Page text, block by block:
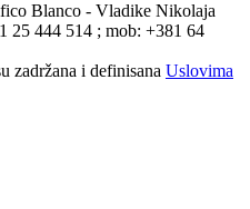
Blanco - Vladike Nikolaja
25 444 514 ; mob: +381 64
zadržana i definisana Uslovima